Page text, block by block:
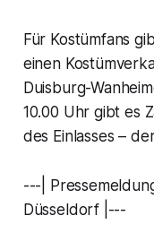
Für Kostümfans
einen
Duisburg-
10.00 Uhr gibt es
des Einlasses –
---|
Düsseldorf |---